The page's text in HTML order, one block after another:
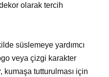
olarak tercih
süslemeye yardımcı
veya çizgi karakter
kumaşa tutturulması için